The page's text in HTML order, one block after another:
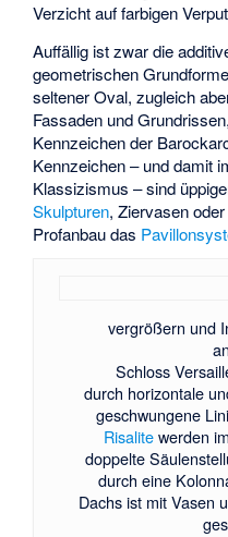
Verzicht auf farbigen
Auffällig ist zwar die
geometrischen
seltener Oval, zugleich
Fassaden und
Kennzeichen der
Kennzeichen – und damit
Klassizismus – sind
Skulpturen, Ziervasen
Profanbau das
vergrößern und
Schloss
durch horizontale
geschwungene
Risalitewerden
doppelte
durch eine
Dachs ist mit Vasen